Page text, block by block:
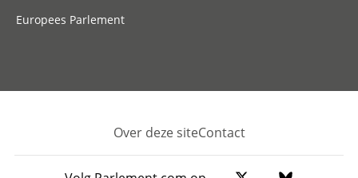
Europees Parlement
Footer
Over deze siteContact